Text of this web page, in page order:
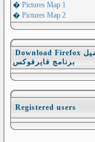
� Pictures Map 1
� Pictures Map 2
Download Firefox تحميل
برنامج فايرفوكس
Registered users